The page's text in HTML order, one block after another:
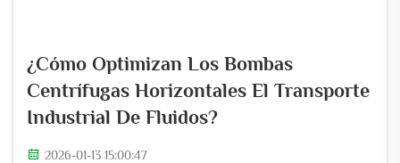
¿Cómo Optimizan Los Bombas
Centrífugas Horizontales El Transporte
Industrial De Fluidos?
2026-01-13 15:00:47